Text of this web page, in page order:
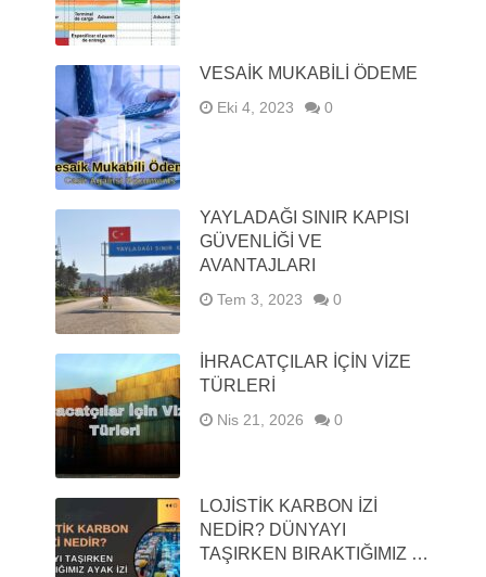
VESAİK MUKABİLİ ÖDEME
Eki 4, 2023 0
YAYLADAĞI SINIR KAPISI
GÜVENLIĞI VE
AVANTAJLARI
Tem 3, 2023 0
İHRACATÇILAR İÇIN VIZE
TÜRLERI
Nis 21, 2026 0
LOJISTIK KARBON İZI
NEDIR? DÜNYAYI
TAŞIRKEN BIRAKTIĞIMIZ …